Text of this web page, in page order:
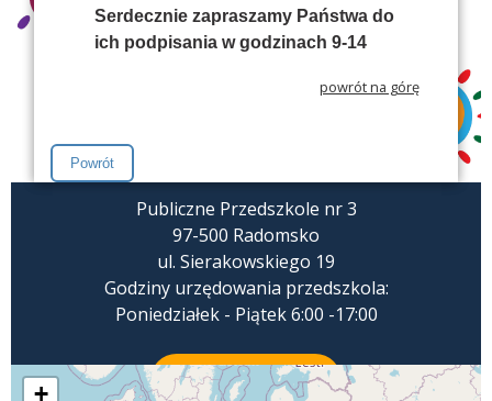
Serdecznie zapraszamy Państwa do
ich podpisania w godzinach 9-14
powrót na górę
Publiczne Przedszkole nr 3
97-500 Radomsko
ul. Sierakowskiego 19
Godziny urzędowania przedszkola:
Poniedziałek - Piątek 6:00 -17:00
ZADZWOŃ
+